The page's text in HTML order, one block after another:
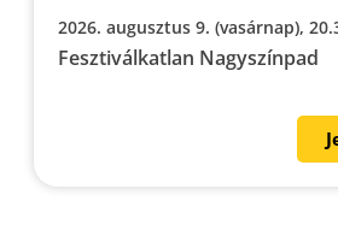
2026. augusztus 9. (vasárnap),
Fesztiválkatlan Nagyszínpad